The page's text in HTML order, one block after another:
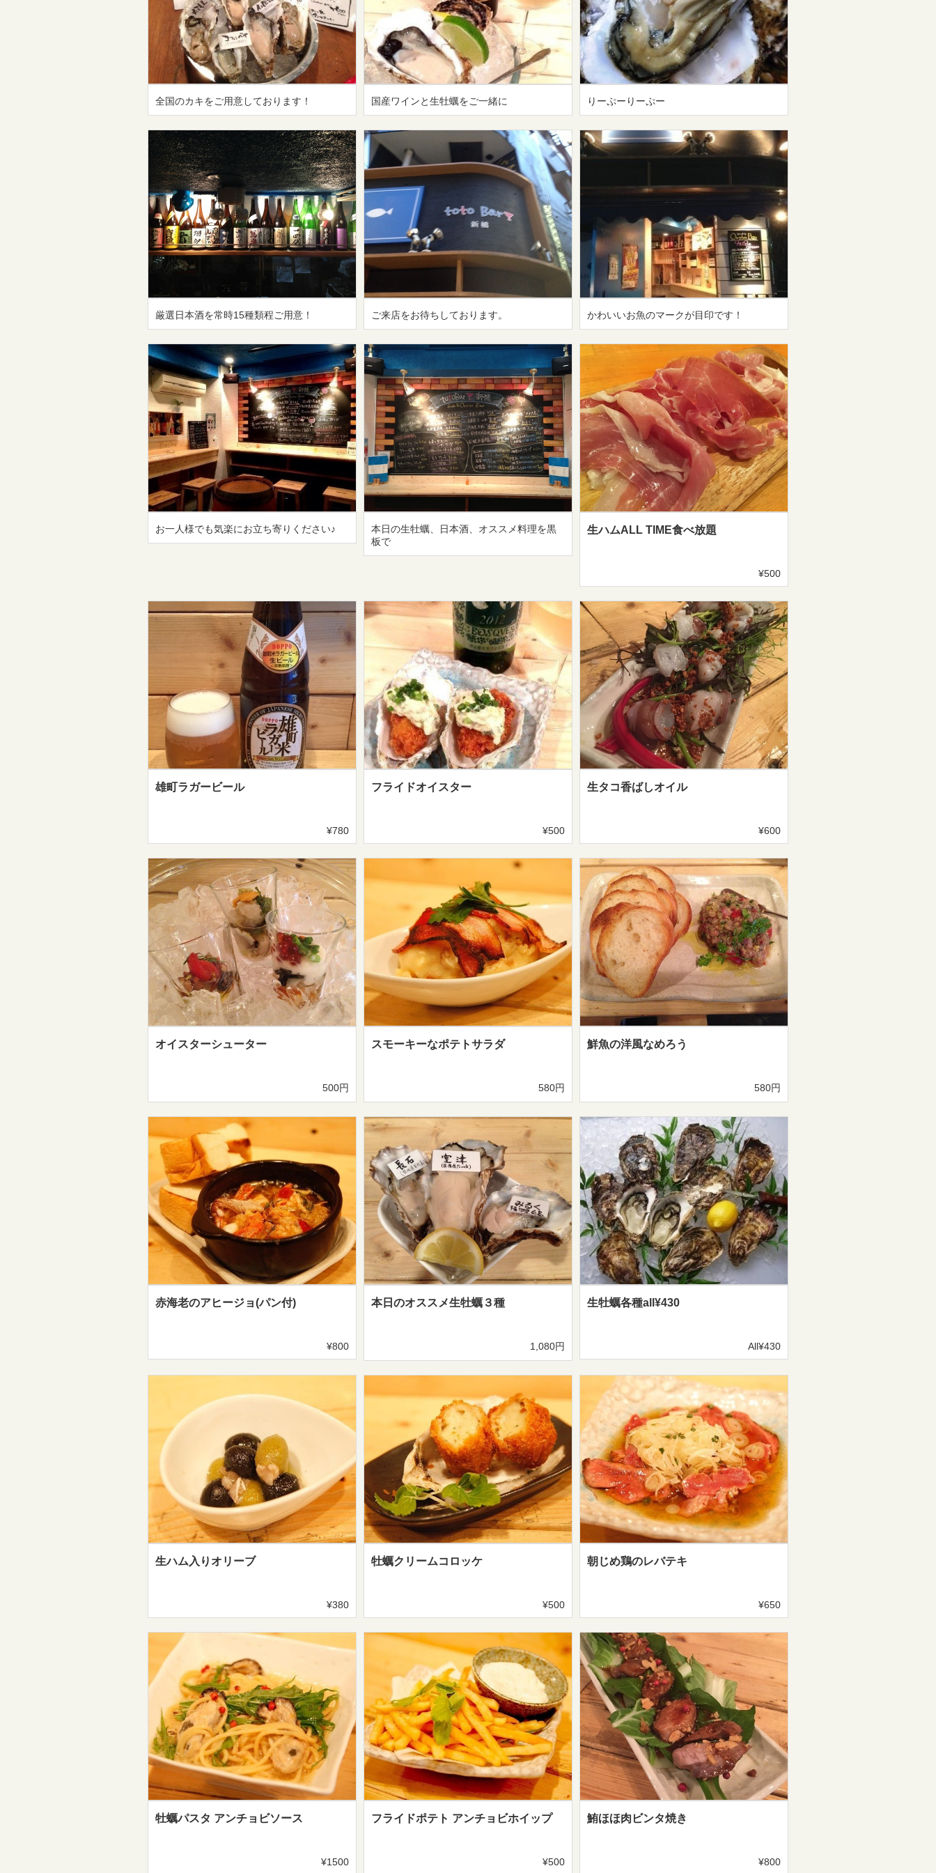
全国のカキをご用意しております！ 国産ワインと生牡蠣をご一緒に りーぷーりーぷー
厳選日本酒を常時15種類程ご用意！ ご来店をお待ちしております。 かわいいお魚のマークが目印です！
お一人様でも気楽にお立ち寄りください♪
本日の生牡蠣、日本酒、オススメ料理を黒
板で
生ハムALL TIME食べ放題
¥500
雄町ラガービール
¥780
フライドオイスター
¥500
生タコ香ばしオイル
¥600
オイスターシューター
500円
スモーキーなポテトサラダ
580円
鮮魚の洋風なめろう
580円
赤海老のアヒージョ(パン付)
¥800
本日のオススメ生牡蠣３種
1,080円
生牡蠣各種all¥430
All¥430
生ハム入りオリーブ
¥380
牡蠣クリームコロッケ
¥500
朝じめ鶏のレバテキ
¥650
牡蠣パスタ アンチョビソース
¥1500
フライドポテト アンチョビホイップ
¥500
鮪ほほ肉ビンタ焼き
¥800